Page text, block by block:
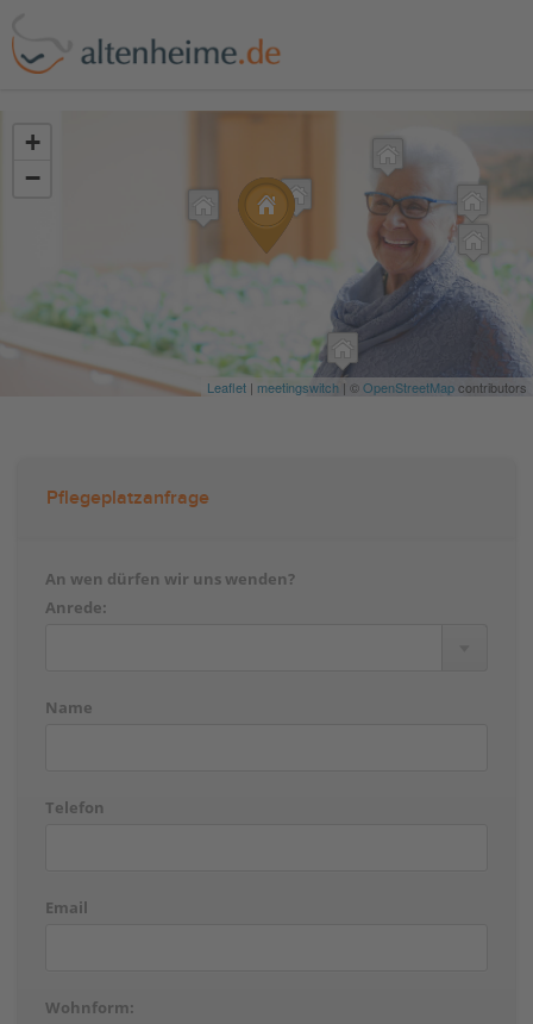
+
−
Leaflet | meetingswitch | ©OpenStreetMapcontributors
Pflegeplatzanfrage
An wen dürfen wir uns wenden?
Anrede:
Name
Telefon
Email
Wohnform: